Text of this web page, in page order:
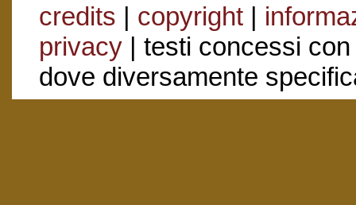
credits | copyright|
privacy| testi concessi
dove diversamente